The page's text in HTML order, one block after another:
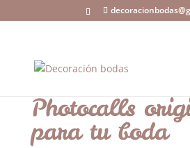
Photocalls
para tu boda